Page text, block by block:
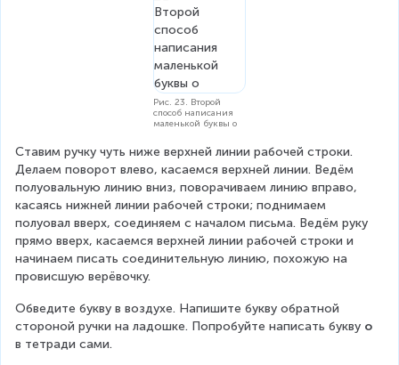
Рис. 23. Второй
способ написания
маленькой буквы о
Ставим ручку чуть ниже верхней линии рабочей строки.
Делаем поворот влево, касаемся верхней линии. Ведём
полуовальную линию вниз, поворачиваем линию вправо,
касаясь нижней линии рабочей строки; поднимаем
полуовал вверх, соединяем с началом письма. Ведём руку
прямо вверх, касаемся верхней линии рабочей строки и
начинаем писать соединительную линию, похожую на
провисшую верёвочку.
Обведите букву в воздухе. Напишите букву обратной
стороной ручки на ладошке. Попробуйте написать букву о
в тетради сами.